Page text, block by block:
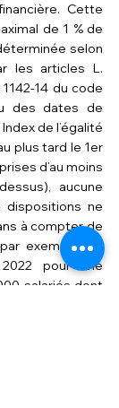
Cette
de 1 % de
selon
les articles L.
14 du code
des dates de
de l’égalité
plus tard le 1er
d’au moins
aucune
ne
à compter de
exemple, au
pour une
salariés dont